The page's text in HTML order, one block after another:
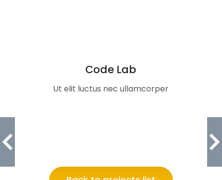
Code Lab
Ut elit luctus nec ullamcorper